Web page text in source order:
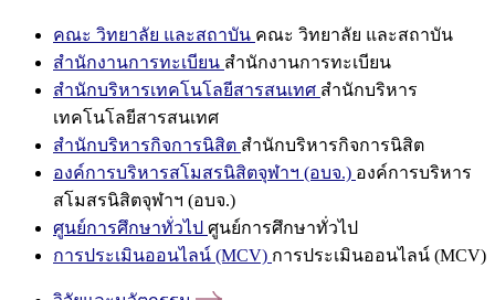
คณะ วิทยาลัย และสถาบัน คณะ วิทยาลัย และสถาบัน
สำนักงานการทะเบียน สำนักงานการทะเบียน
สำนักบริหารเทคโนโลยีสารสนเทศ สำนักบริหาร
เทคโนโลยีสารสนเทศ
สำนักบริหารกิจการนิสิต สำนักบริหารกิจการนิสิต
องค์การบริหารสโมสรนิสิตจุฬาฯ (อบจ.) องค์การบริหาร
สโมสรนิสิตจุฬาฯ (อบจ.)
ศูนย์การศึกษาทั่วไป ศูนย์การศึกษาทั่วไป
การประเมินออนไลน์ (MCV) การประเมินออนไลน์ (MCV)